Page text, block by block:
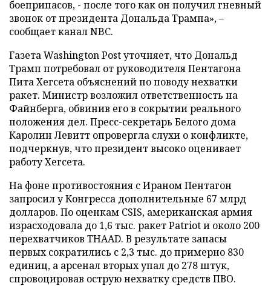
боеприпасов, - после того как он получил гневный
звонок от президента Дональда Трампа», –
сообщает канал NBC.
Газета Washington Post уточняет, что Дональд
Трамп потребовал от руководителя Пентагона
Пита Хегсета объяснений по поводу нехватки
ракет. Министр возложил ответственность на
Файнберга, обвинив его в сокрытии реального
положения дел. Пресс-секретарь Белого дома
Каролин Левитт опровергла слухи о конфликте,
подчеркнув, что президент высоко оценивает
работу Хегсета.
На фоне противостояния с Ираном Пентагон
запросил у Конгресса дополнительные 67 млрд
долларов. По оценкам CSIS, американская армия
израсходовала до 1,6 тыс. ракет Patriot и около 200
перехватчиков THAAD. В результате запасы
первых сократились с 2,3 тыс. до примерно 830
единиц, а арсенал вторых упал до 278 штук,
спровоцировав острую нехватку средств ПВО.